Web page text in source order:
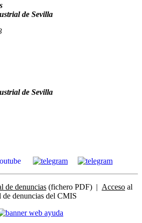
de Sevilla
de Sevilla
de denuncias (fichero PDF) | Acceso al
de denuncias del CMIS